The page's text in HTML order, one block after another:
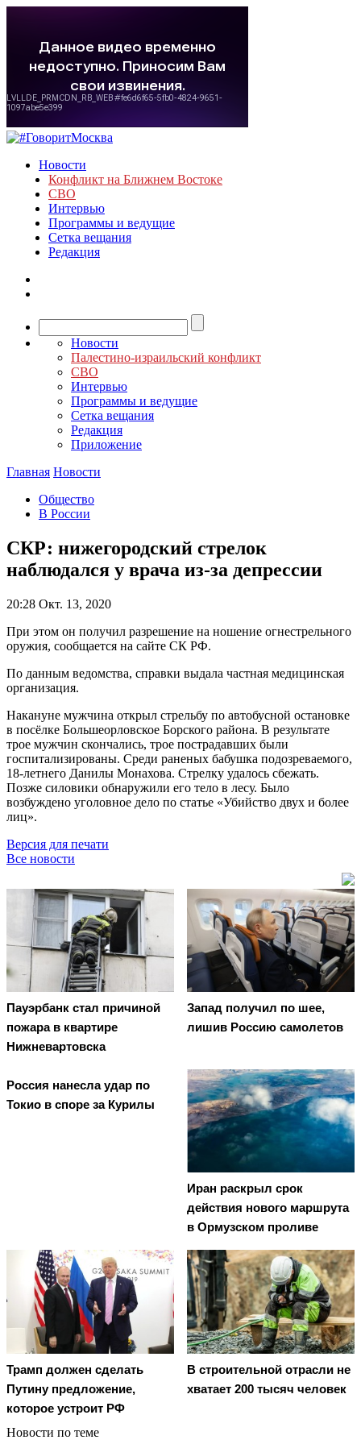
Новости
Конфликт на Ближнем Востоке
СВО
Интервью
Программы и ведущие
Сетка вещания
Редакция
Новости
Палестино-израильский конфликт
СВО
Интервью
Программы и ведущие
Сетка вещания
Редакция
Приложение
Главная Новости
Общество
В России
СКР: нижегородский стрелок
наблюдался у врача из-за депрессии
20:28 Окт. 13, 2020
При этом он получил разрешение на ношение огнестрельного
оружия, сообщается на сайте СК РФ.
По данным ведомства, справки выдала частная медицинская
организация.
Накануне мужчина открыл стрельбу по автобусной остановке
в посёлке Большеорловское Борского района. В результате
трое мужчин скончались, трое пострадавших были
госпитализированы. Среди раненых бабушка подозреваемого,
18-летнего Данилы Монахова. Стрелку удалось сбежать.
Позже силовики обнаружили его тело в лесу. Было
возбуждено уголовное дело по статье «Убийство двух и более
лиц».
Версия для печати
Все новости
Пауэрбанк стал причиной
пожара в квартире
Нижневартовска
Запад получил по шее,
лишив Россию самолетов
Россия нанесла удар по
Токио в споре за Курилы
Иран раскрыл срок
действия нового маршрута
в Ормузском проливе
Трамп должен сделать
Путину предложение,
которое устроит РФ
В строительной отрасли не
хватает 200 тысяч человек
Новости по теме